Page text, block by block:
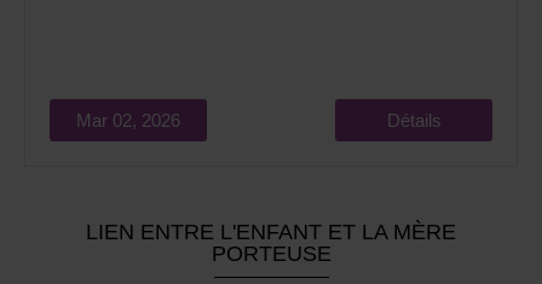
Mar 02, 2026 Détails
LIEN ENTRE L'ENFANT ET LA MÈRE
PORTEUSE